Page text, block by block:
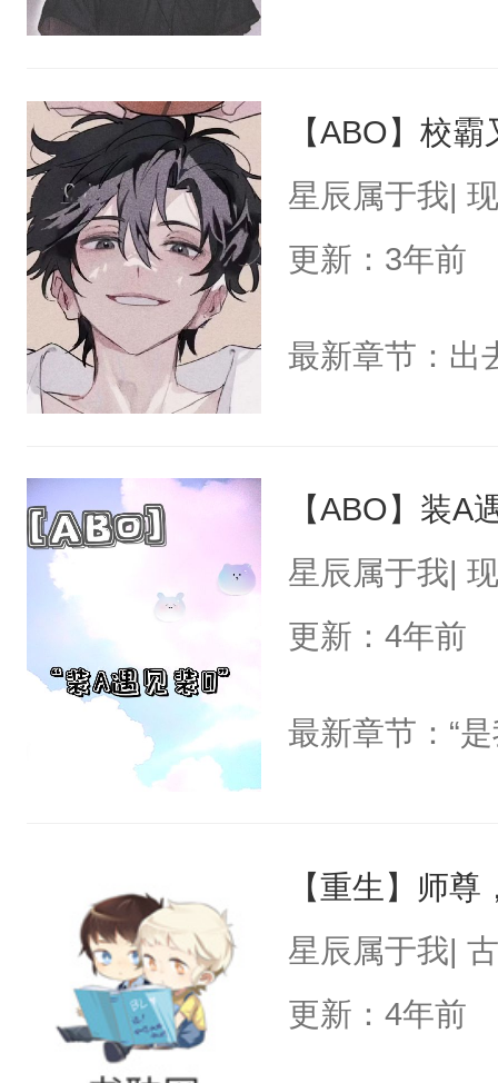
【ABO】校
星辰属于我|
更新：3年前
最新章节：出
【ABO】装A
星辰属于我|
更新：4年前
最新章节：“
【重生】师
星辰属于我|
更新：4年前